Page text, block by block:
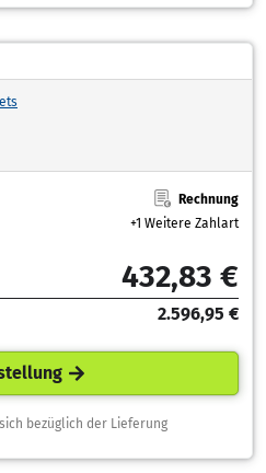
Rechnung
+1 Weitere Zahlart
432,83 €
2.596,95 €
bezüglich der Lieferung